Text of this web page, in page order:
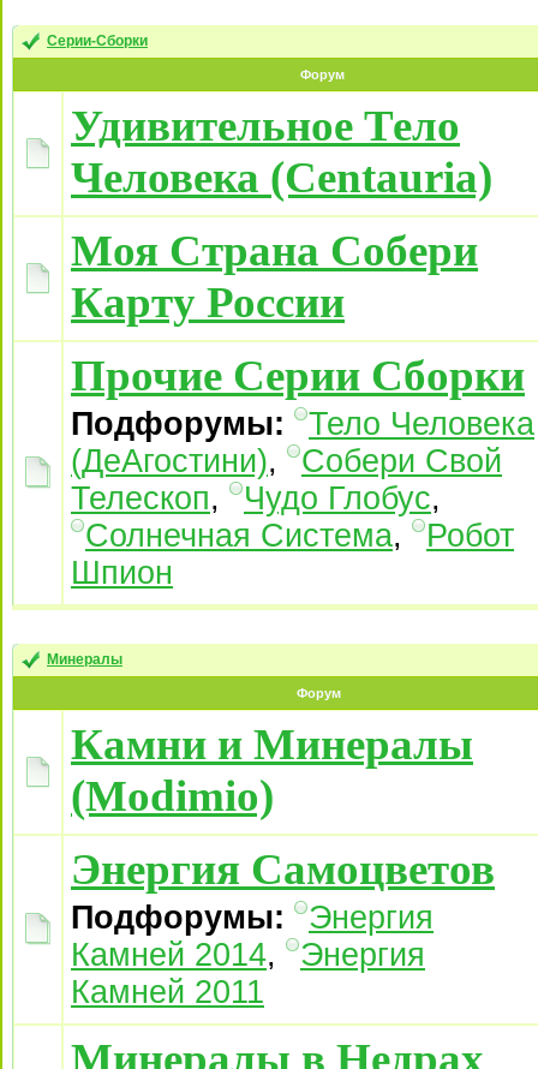
Серии-Сборки
Форум
Удивительное Тело
Человека (Centauria)
Моя Страна Собери
Карту России
Прочие Серии Сборки
Подфорумы:
Тело Человека
(ДеАгостини),
Собери Свой
Телескоп, Чудо Глобус,
Солнечная Система,
Робот
Шпион
Минералы
Форум
Камни и Минералы
(Modimio)
Энергия Самоцветов
Подфорумы:
Энергия
Камней 2014,
Энергия
Камней 2011
Минералы в Недрах